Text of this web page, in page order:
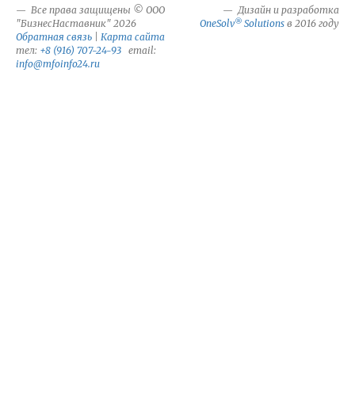
Все права защищены © ООО
"БизнесНаставник" 2026
Обратная связь
Карта сайта
тел: +8 (916) 707-24-93 email:
info@mfoinfo24.ru
Дизайн и разработка
OneSolv® Solutions в 2016 году